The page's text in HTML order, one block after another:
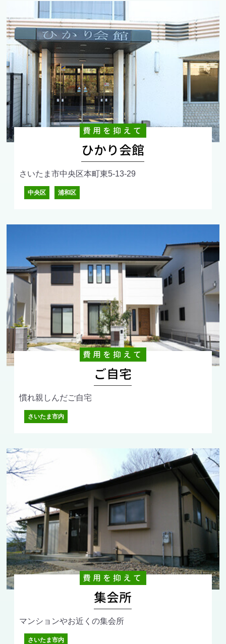
費用を抑えて
ひかり会館
さいたま市中央区本町東5-13-29
中央区 浦和区
費用を抑えて
ご自宅
慣れ親しんだご自宅
さいたま市内
費用を抑えて
集会所
マンションやお近くの集会所
さいたま市内